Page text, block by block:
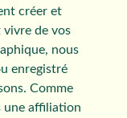
créer et
de vos
nous
enregistré
Comme
une affiliation